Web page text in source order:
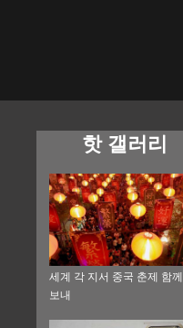
핫 갤러리
세계 각 지서 중국 춘제 함께
보내